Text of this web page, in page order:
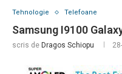
Tehnologie Telefoane
Samsung I9100
scris de Dragos Schiopu